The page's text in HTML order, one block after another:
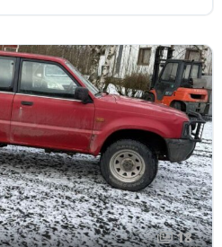
18